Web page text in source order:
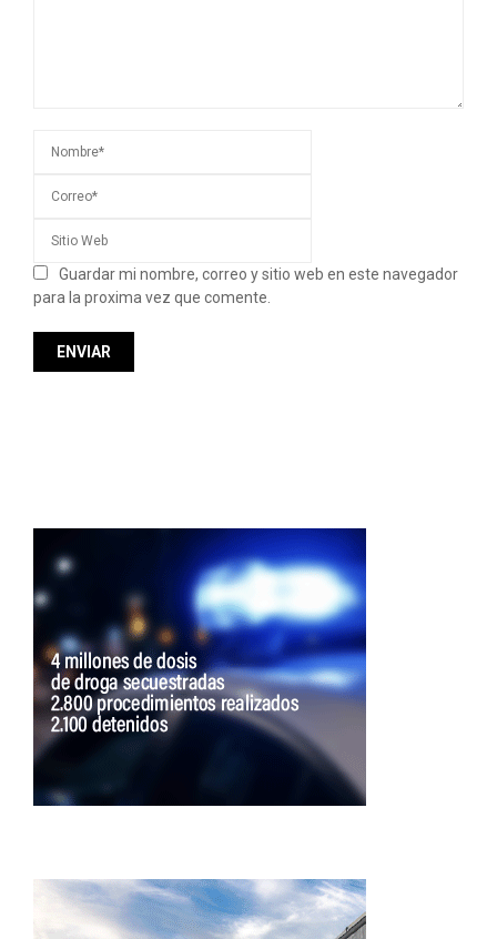
Guardar mi nombre, correo y sitio web en este navegador
para la proxima vez que comente.